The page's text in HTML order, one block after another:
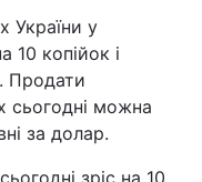
України у
10 копійок і
Продати
сьогодні можна
за долар.
зріс на 10